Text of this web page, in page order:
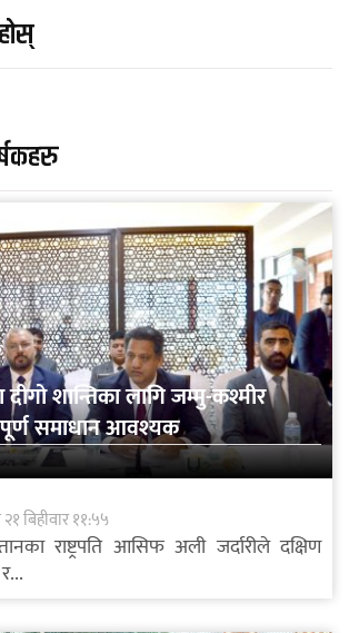
दीगो शान्तिका लागि जम्मु-कश्मीर
समाधान आवश्यक
बिहीवार ११:५५
राष्ट्रपति आसिफ अली जर्दारीले दक्षिण